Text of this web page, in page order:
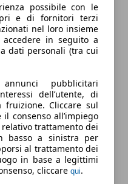
possibile con le
e di fornitori terzi
nel loro insieme
accedere in seguito a
dati personali (tra cui
pubblicitari
dell’utente, di
fruizione. Cliccare sul
consenso all’impiego
trattamento dei
basso a sinistra per
al trattamento dei
in base a legittimi
cliccare qui.